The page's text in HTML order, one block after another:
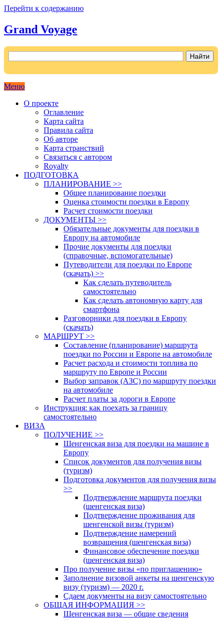
Перейти к содержанию
Grand Voyage
Меню
О проекте
Оглавление
Карта сайта
Правила сайта
Об авторе
Карта странствий
Связаться с автором
Royalty
ПОДГОТОВКА
ПЛАНИРОВАНИЕ >>
Общее планирование поездки
Оценка стоимости поездки в Европу
Расчет стоимости поездки
ДОКУМЕНТЫ >>
Обязательные документы для поездки в
Европу на автомобиле
Прочие документы для поездки
(справочные, вспомогательные)
Путеводители для поездки по Европе
(скачать) >>
Как сделать путеводитель
самостоятельно
Как сделать автономную карту для
смартфона
Разговорники для поездки в Европу
(скачать)
МАРШРУТ >>
Составление (планирование) маршрута
поездки по России и Европе на автомобиле
Расчет расхода и стоимости топлива по
маршруту по Европе и России
Выбор заправок (АЗС) по маршруту поездки
на автомобиле
Расчет платы за дороги в Европе
Инструкция: как поехать за границу
самостоятельно
ВИЗА
ПОЛУЧЕНИЕ >>
Шенгенская виза для поездки на машине в
Европу
Список документов для получения визы
(туризм)
Подготовка документов для получения визы
>>
Подтверждение маршрута поездки
(шенгенская виза)
Подтверждение проживания для
шенгенской визы (туризм)
Подтверждение намерений
возвращения (шенгенская виза)
Финансовое обеспечение поездки
(шенгенская виза)
Про получение визы «по приглашению»
Заполнение визовой анкеты на шенгенскую
визу (туризм) — 2020 г.
Сдаем документы на визу самостоятельно
ОБЩАЯ ИНФОРМАЦИЯ >>
Шенгенская виза — общие сведения